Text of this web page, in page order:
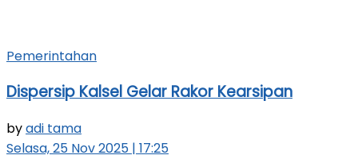
Pemerintahan
Dispersip Kalsel Gelar Rakor Kearsipan
byadi tama
Selasa, 25 Nov 2025 | 17:25